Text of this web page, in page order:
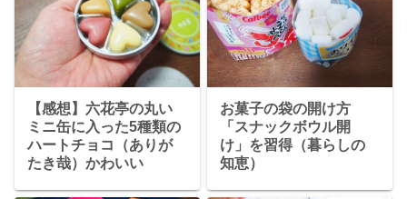
【感想】六花亭の丸い
ミニ缶に入った5種類の
ハートチョコ（ありが
たき哉）かわいい
お菓子の袋の開け方
「スナックボウル開
け」を習得（暮らしの
知恵）